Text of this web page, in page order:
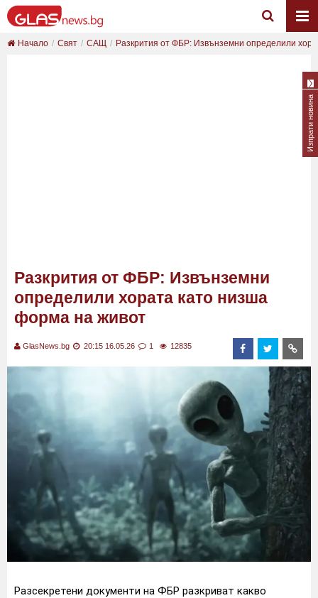
Начало Свят САЩ Разкрития от ФБР: Извънземни определили
Разкрития от ФБР: Извънземни
определили хората като низша
форма на живот
GlasNews.bg 20:15 16.05.26 1 12835
Разсекретени документи на ФБР разкриват какво
Изпрати новина